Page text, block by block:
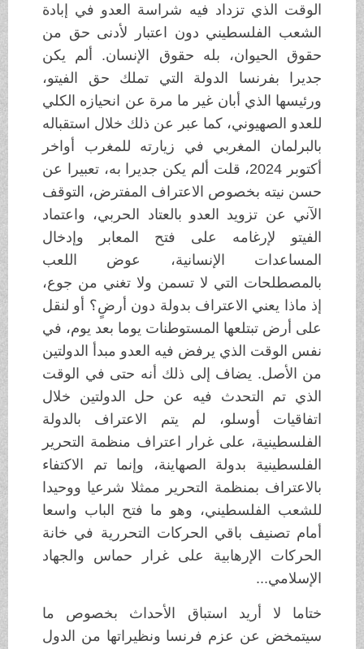
الوقت الذي تزداد فيه شراسة العدو في إبادة
الشعب الفلسطيني دون اعتبار لأدنى حق من
حقوق الحيوان، بله حقوق الإنسان. ألم يكن
جديرا بفرنسا الدولة التي تملك حق الفيتو،
ورئيسها الذي أبان غير ما مرة عن انحيازه الكلي
للعدو الصهيوني، كما عبر عن ذلك خلال استقباله
بالبرلمان المغربي في زيارته للمغرب أواخر
أكتوبر 2024، قلت ألم يكن جديرا به، تعبيرا عن
حسن نيته بخصوص الاعتراف المفترض، التوقف
الآني عن تزويد العدو بالعتاد الحربي، واعتماد
الفيتو لإرغامه على فتح المعابر وإدخال
المساعدات الإنسانية، عوض اللعب
بالمصطلحات التي لا تسمن ولا تغني من جوع،
إذ ماذا يعني الاعتراف بدولة دون أرضٍ؟ أو لنقل
على أرض تبتلعها المستوطنات يوما بعد يوم، في
نفس الوقت الذي يرفض فيه العدو مبدأ الدولتين
من الأصل. يضاف إلى ذلك أنه حتى في الوقت
الذي تم التحدث فيه عن حل الدولتين خلال
اتفاقيات أوسلو، لم يتم الاعتراف بالدولة
الفلسطينية، على غرار اعتراف منظمة التحرير
الفلسطينية بدولة الصهاينة، وإنما تم الاكتفاء
بالاعتراف بمنظمة التحرير ممثلا شرعيا ووحيدا
للشعب الفلسطيني، وهو ما فتح الباب واسعا
أمام تصنيف باقي الحركات التحررية في خانة
الحركات الإرهابية على غرار حماس والجهاد
الإسلامي...
ختاما لا أريد استباق الأحداث بخصوص ما
سيتمخض عن عزم فرنسا ونظيراتها من الدول